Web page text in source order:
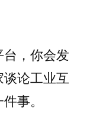
，你会发
论工业互
事。